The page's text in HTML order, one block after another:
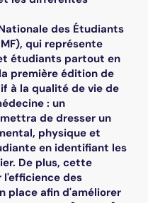
des Étudiants
qui représente
étudiants partout en
première édition de
à la qualité de vie de
: un
de dresser un
physique et
en identifiant les
De plus, cette
des
place afin d'améliorer